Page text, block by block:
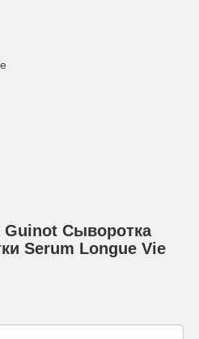
Сыворотка
Serum Longue Vie